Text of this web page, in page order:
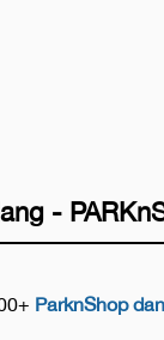
-
ParknShop